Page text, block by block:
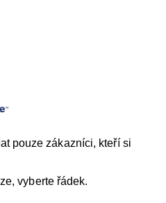
pouze zákazníci, kteří si
vyberte řádek.